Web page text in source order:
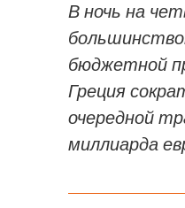
В ночь на
бюджетной
Греция
очередной
миллиарда